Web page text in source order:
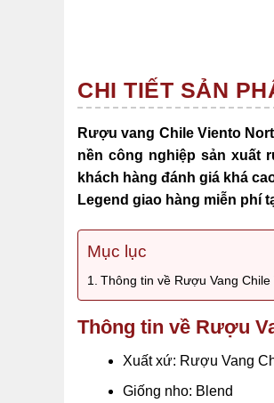
CHI TIẾT SẢN
Rượu vang Chile Viento
nền công nghiệp sản xuất
khách hàng đánh giá khá
Legend giao hàng miễn phí
Mục lục
Thông tin về Rượu Vang Chile
Thông tin về Rượu
Xuất xứ: Rượu Vang
Giống nho: Blend